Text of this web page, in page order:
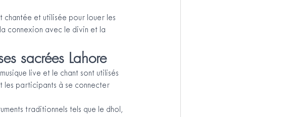
et utilisée pour louer les
connexion avec le divin et la
sacrées Lahore
live et le chant sont utilisés
les participants à se connecter
traditionnels tels que le dhol,